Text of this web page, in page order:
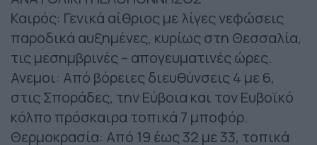
Καιρός: Γενικά αίθριος με λίγες νεφώσεις
παροδικά αυξημένες, κυρίως στη Θεσσαλία,
τις μεσημβρινές – απογευματινές ώρες.
Ανεμοι: Από βόρειες διευθύνσεις 4 με 6,
στις Σποράδες, την Εύβοια και τον Ευβοϊκό
κόλπο πρόσκαιρα τοπικά 7 μποφόρ.
Θερμοκρασία: Από 19 έως 32 με 33, τοπικά